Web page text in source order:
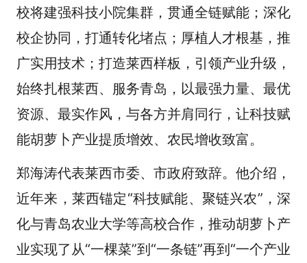
校将建强科技小院集群，贯通全链赋能；深化
校企协同，打通转化堵点；厚植人才根基，推
广实用技术；打造莱西样板，引领产业升级，
始终扎根莱西、服务青岛，以最强力量、最优
资源、最实作风，与各方并肩同行，让科技赋
能胡萝卜产业提质增效、农民增收致富。
郑海涛代表莱西市委、市政府致辞。他介绍，
近年来，莱西锚定“科技赋能、聚链兴农”，深
化与青岛农业大学等高校合作，推动胡萝卜产
业实现了从“一棵菜”到“一条链”再到“一个产业